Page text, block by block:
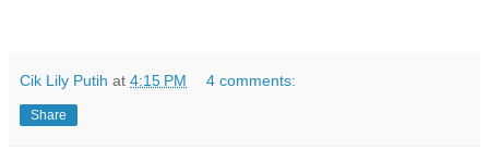
Cik Lily Putih at 4:15 PM 4 comments:
Share